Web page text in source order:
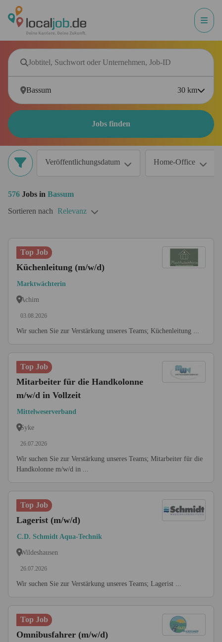
30 km
Jobs finden
Veröffentlichungsdatum Home-Office
576 Jobs in Bassum
Sortieren nach Relevanz
Top Job
Küchenleitung (m/w/d)
Marktwächterin
Achim
03.08.2026
Wir suchen Sie zur Verstärkung unseres Teams; Küchenleitung ...
Top Job
Mitarbeiter für die Handkolonne
m/w/d in Vollzeit
Mittelweserverband
Syke
26.07.2026
Wir suchen Sie zur Verstärkung unseres Teams; Mitarbeiter für die
Handkolonne m/w/d in ...
Top Job
Lagerist (m/w/d)
C.D. Schmidt Aqua-Technik
Wildeshausen
26.07.2026
Wir suchen Sie zur Verstärkung unseres Teams; Lagerist ...
Top Job
Omnibusfahrer (m/w/d)